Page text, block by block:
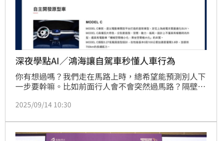
深夜學點AI／鴻海讓自駕車秒懂人車行為
你有想過嗎？我們走在馬路上時，總希望能預測別人下
一步要幹嘛。比如前面行人會不會突然過馬路？隔壁車
來說靠的是經驗與直覺，但對自駕車來說，這卻是生死
台灣鴻海研究院帶來了一個答案。
2025/09/14 10:30